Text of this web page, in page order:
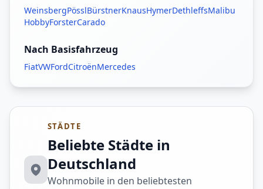
WeinsbergPösslBürstnerKnausHymerDethleffsMalibu
HobbyForsterCarado
Nach Basisfahrzeug
FiatVWFordCitroënMercedes
STÄDTE
Beliebte Städte in
Deutschland
Wohnmobile in den beliebtesten